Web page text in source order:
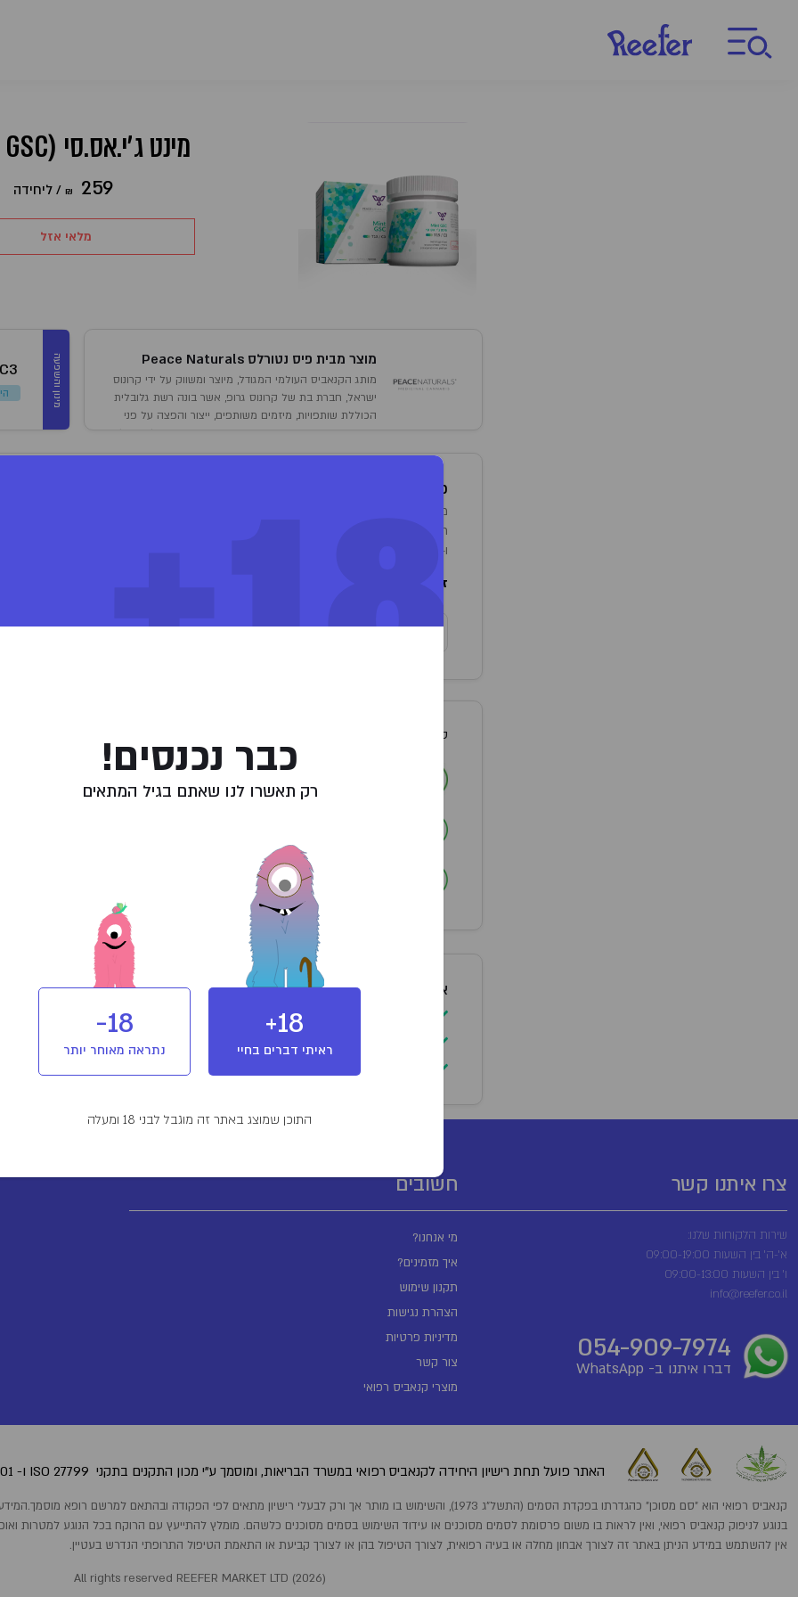
מינט ג'י.אס.סי (Mint GSC)
259
₪
/ ליחידה
מלאי אזל
מוצר מבית פיס נטורלס Peace Naturals
מותג הקנאביס העולמי המגודל, מיוצר ומשווק על ידי קרונוס
ישראל, חברת בת של קרונוס גרופ, אשר בונה רשת גלובלית
הכוללת שותפויות, מיזמים משותפים, ייצור והפצה על פני
מינון והשפעה
פרטים נוספים
ו-אוג'י קוש (OG Kush).
זן מקור:
סמלילי והדברות המוצר
הקנאביס עבר הליך הורדת עומס מיקרוביאלי באמצעות “פסטור קר” (הקרנה בקרינת
בעת גידול הקנאביס בוצע שימוש בחומרי הדברה המותרים בחקלאות אורגנית בלבד.
אופן שימוש ואחסנה
יש לאחסן במקום קריר ויבש, בטמפרטורת החדר.
יש להקפיד לאחסן הרחק מהישג ידם של ילדים או כל אדם אשר תרופה זו אינה מיועדת לו.
צרו איתנו קשר
שירות הלקוחות שלנו:
א'-ה' בין השעות 09:00-19:00
ו' בין השעות 09:00-13:00
info@reefer.co.il
054-909-7974
דברו איתנו ב- WhatsApp
חשובים
מי אנחנו?
איך מזמינים?
תקנון שימוש
הצהרת נגישות
מדיניות פרטיות
צור קשר
מוצרי קנאביס רפואי
האתר פועל תחת רישיון היחידה לקנאביס רפואי במשרד הבריאות, ומוסמך ע"י מכון התקנים בתקני .ISO 27001 -ו ISO 27799
קנאביס רפואי הוא "סם מסוכן" כהגדרתו בפקדת הסמים (התשל"ג 1973), והשימוש בו מותר אך ורק לבעלי רישיון מתאים לפי הפקודה ובהתאם למרשם רופא מוסמך.המידע הניתן באתר זה ניתן כמידה כללי בלבד
בנוגע לניפוק קנאביס רפואי, ואין לראות בו משום פרסומת לסמים מסוכנים או עידוד השימוש בסמים מסוכנים כלשהם. מומלץ להתייעץ עם הרוקח בכל הנוגע למטרות
אין להשתמש במידע הניתן באתר זה לצורך אבחון מחלה או בעיה רפואית, לצורך הטיפול בהן או לצורך קביעת או התאמת הטיפול התרופתי הנדרש בעטיין.
All rights reserved REEFER MARKET LTD (2026)
18+
כבר נכנסים!
רק תאשרו לנו שאתם בגיל המתאים
18+
ראיתי דברים בחיי
18-
נתראה מאוחר יותר
התוכן שמוצג באתר זה מוגבל לבני 18 ומעלה